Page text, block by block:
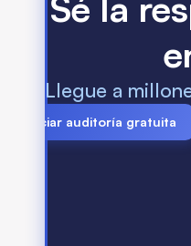
Llegue a
Iniciar auditoría gratuita